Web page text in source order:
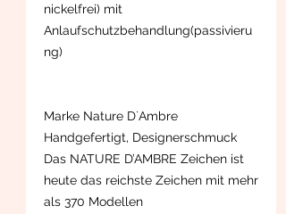
nickelfrei) mit
Anlaufschutzbehandlung(passivieru
ng)
Marke Nature D`Ambre
Handgefertigt, Designerschmuck
Das NATURE D’AMBRE Zeichen ist
heute das reichste Zeichen mit mehr
als 370 Modellen